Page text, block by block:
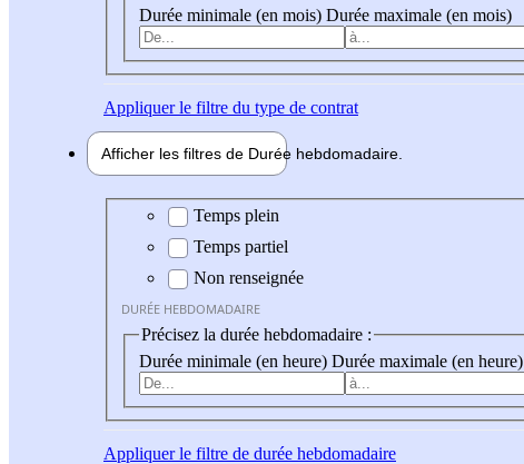
Durée minimale (en mois) Durée maximale (en mois)
Appliquerle filtre du type de contrat
Afficher les filtres de Durée hebdomadaire
Durée hebdomadaire
Temps plein
Temps partiel
Non renseignée
DURÉE HEBDOMADAIRE
Précisez la durée hebdomadaire :
Durée minimale (en heure) Durée maximale (en heure)
Appliquerle filtre de durée hebdomadaire